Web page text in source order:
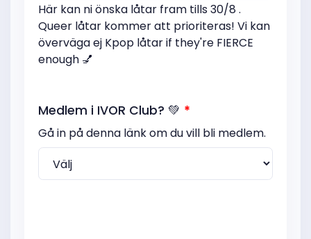
Här kan ni önska låtar fram tills 30/8 .
Queer låtar kommer att prioriteras! Vi kan
överväga ej Kpop låtar if they're FIERCE
enough 💅
Medlem i IVOR Club? 💚 *
Gå in på denna länk om du vill bli medlem.